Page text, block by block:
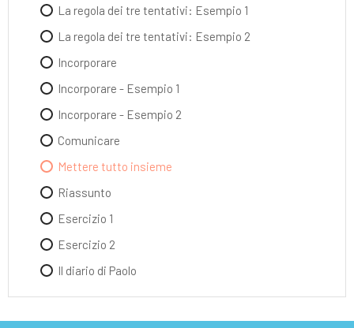
La regola dei tre tentativi: Esempio 1
La regola dei tre tentativi: Esempio 2
Incorporare
Incorporare - Esempio 1
Incorporare - Esempio 2
Comunicare
Mettere tutto insieme
Riassunto
Esercizio 1
Esercizio 2
Il diario di Paolo